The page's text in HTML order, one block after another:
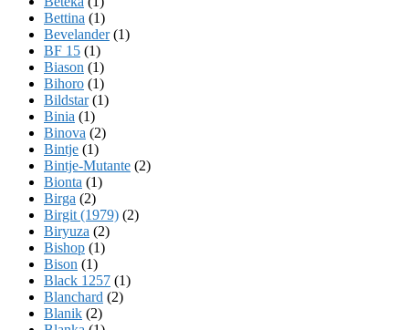
Bettina (1)
Bevelander(1)
BF 15 (1)
Biason (1)
Bihoro (1)
Bildstar(1)
Binia (1)
Binova (2)
Bintje (1)
Bintje-Mutante (2)
Bionta (1)
Birga (2)
Birgit (1979) (2)
Biryuza (2)
Bishop (1)
Bison (1)
Black 1257 (1)
Blanchard (2)
Blanik (2)